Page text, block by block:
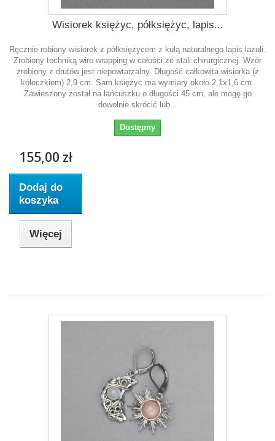
Wisiorek księżyc, półksiężyc, lapis...
Ręcznie robiony wisiorek z półksiężycem z kulą naturalnego lapis lazuli.
Zrobiony techniką wire wrapping w całości ze stali chirurgicznej. Wzór
zrobiony z drutów jest niepowtarzalny. Długość całkowita wisiorka (z
kółeczkiem) 2,9 cm. Sam księżyc ma wymiary około 2,1x1,6 cm.
Zawieszony został na łańcuszku o długości 45 cm, ale mogę go
dowolnie skrócić lub...
Dostępny
155,00 zł
Dodaj do
koszyka
Więcej